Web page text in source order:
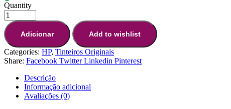
Quantity
Adicionar Add to wishlist
Categories: HP, Tinteiros Originais
Share: Facebook Twitter Linkedin Pinterest
Descrição
Informação adicional
Avaliações (0)